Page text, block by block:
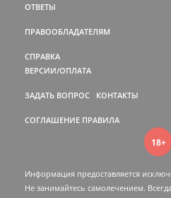
ОТВЕТЫ
ПРАВООБЛАДАТЕЛЯМ
СПРАВКА
ВЕРСИИ/ОПЛАТА
ЗАДАТЬ ВОПРОС КОНТАКТЫ
СОГЛАШЕНИЕ ПРАВИЛА
18+
Информация предоставляется
Не занимайтесь самолечением.